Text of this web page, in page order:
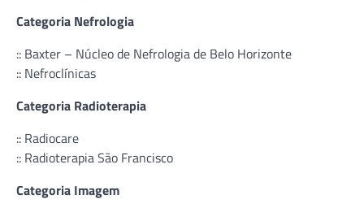
Categoria Nefrologia
:: Baxter – Núcleo de Nefrologia de Belo Horizonte
:: Nefroclínicas
Categoria Radioterapia
:: Radiocare
:: Radioterapia São Francisco
Categoria Imagem